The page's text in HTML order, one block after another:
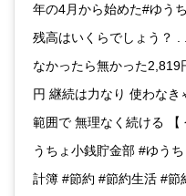
年の4月から始めた#ゆう
残高はいくらでしょう？
なかったら無かった
円 継続は力なり 使わな
範囲で 無理なく続ける 【
うちょ小銭貯金部 #ゆう
計簿 #節約 #節約生活 #節